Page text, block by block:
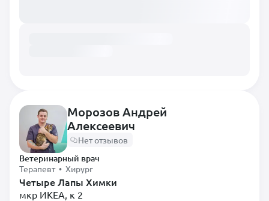
Стоматолог
Терапевт
Травматолог
Уролог
Хирург
Морозов Андрей
Алексеевич
Нет отзывов
Ветеринарный врач
Терапевт • Хирург
Четыре Лапы Химки
мкр ИКЕА, к 2